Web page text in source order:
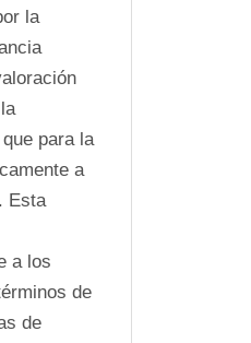
la
para la
a
Esta
a los
de
de